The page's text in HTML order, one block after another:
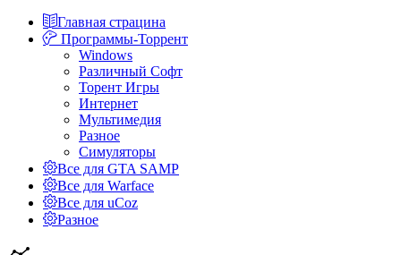
Главная страцина
Программы-Торрент
Windows
Различный Софт
Торент Игры
Интернет
Мультимедия
Разное
Симуляторы
Все для GTA SAMP
Все для Warface
Все для uCoz
Разное